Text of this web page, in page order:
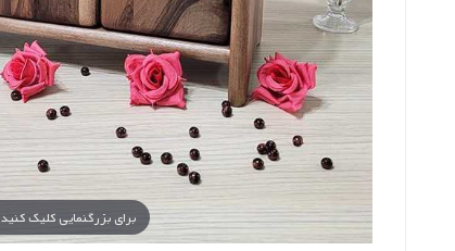
برای بزرگنمایی کلیک کنید